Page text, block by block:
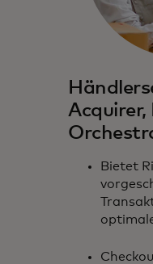
Acquirer,
Bietet